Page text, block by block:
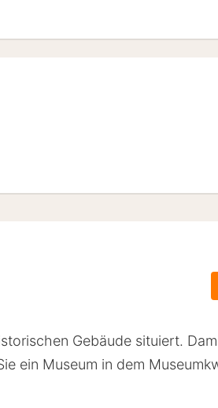
Gebäude situiert.
ein Museum in dem